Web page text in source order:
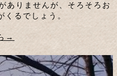
ありませんが、そろそろお
くるでしょう。
→